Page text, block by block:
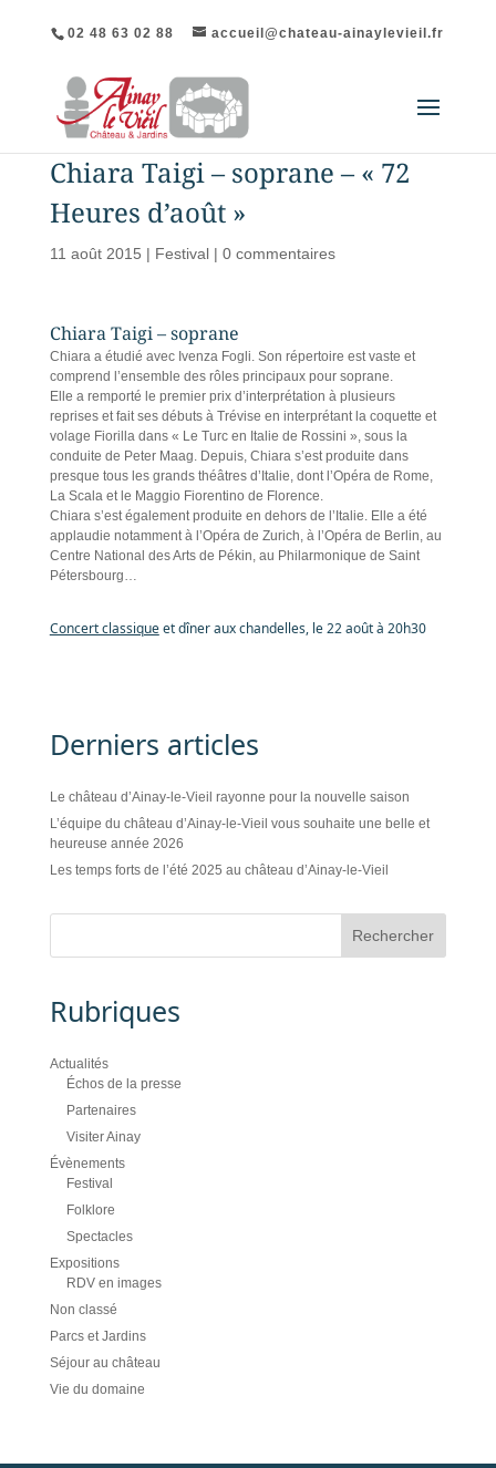
02 48 63 02 88 accueil@chateau-ainaylevieil.fr
Chiara Taigi – soprane – « 72
Heures d’août »
11 août 2015 | Festival| 0 commentaires
Chiara Taigi – soprane
Chiara a étudié avec Ivenza Fogli. Son répertoire est vaste et
comprend l’ensemble des rôles principaux pour soprane.
Elle a remporté le premier prix d’interprétation à plusieurs
reprises et fait ses débuts à Trévise en interprétant la coquette et
volage Fiorilla dans « Le Turc en Italie de Rossini », sous la
conduite de Peter Maag. Depuis, Chiara s’est produite dans
presque tous les grands théâtres d’Italie, dont l’Opéra de Rome,
La Scala et le Maggio Fiorentino de Florence.
Chiara s’est également produite en dehors de l’Italie. Elle a été
applaudie notamment à l’Opéra de Zurich, à l’Opéra de Berlin, au
Centre National des Arts de Pékin, au Philarmonique de Saint
Pétersbourg…
Concert classiqueet dîner aux chandelles, le 22 août à 20h30
Derniers articles
Le château d’Ainay-le-Vieil rayonne pour la nouvelle saison
L’équipe du château d’Ainay-le-Vieil vous souhaite une belle et
heureuse année 2026
Les temps forts de l’été 2025 au château d’Ainay-le-Vieil
Rubriques
Actualités
Échos de la presse
Partenaires
Visiter Ainay
Évènements
Festival
Folklore
Spectacles
Expositions
RDV en images
Non classé
Parcs et Jardins
Séjour au château
Vie du domaine